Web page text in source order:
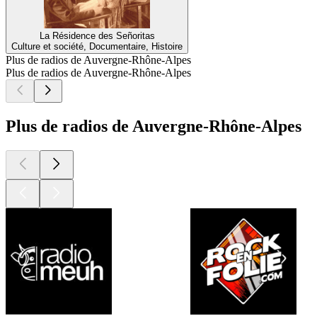
La Résidence des Señoritas
Culture et société, Documentaire, Histoire
Plus de radios de Auvergne-Rhône-Alpes
Plus de radios de Auvergne-Rhône-Alpes
Plus de radios de Auvergne-Rhône-Alpes